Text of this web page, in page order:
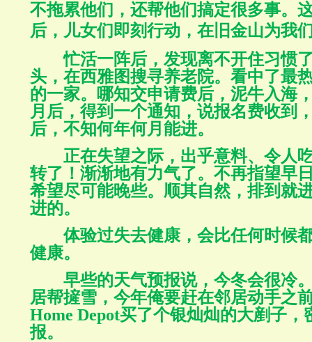
不拖累他们，还帮他们搞定很多事。
后，儿女们即刻行动，在旧金山为我
忙活一阵后，发现离不开住习惯
头，在西雅图搜寻养老院。看中了最
的一家。哪知交申请费后，泥牛入海
月后，得到一个通知，说报名费收到
后，不知何年何月能进。
正在失望之际，出乎意料、令人
转了！渐渐地有力气了。不再指望早
希望尽可能晚些。顺其自然，排到就
进的。
体验过失去健康，会比任何时候
健康。
早些的天气预报说，今冬会很冷
居帮摌雪，今年俺要赶在邻居动手之
Home Depot买了个银灿灿的大剷子，
报。